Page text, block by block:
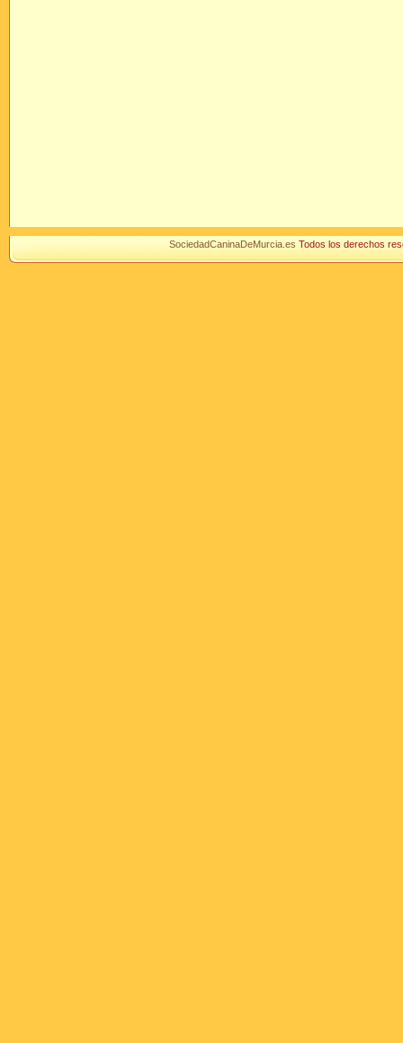
SociedadCaninaDeMurcia.es Todos los derechos